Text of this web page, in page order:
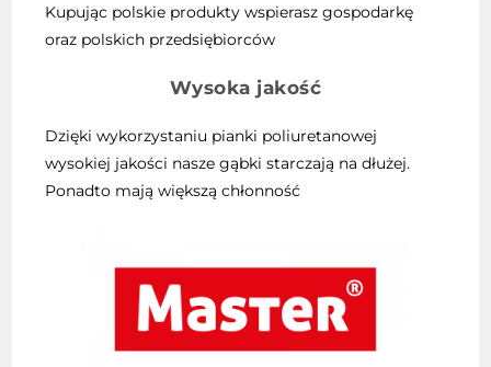
Kupując polskie produkty wspierasz gospodarkę
oraz polskich przedsiębiorców
Wysoka jakość
Dzięki wykorzystaniu pianki poliuretanowej
wysokiej jakości nasze gąbki starczają na dłużej.
Ponadto mają większą chłonność